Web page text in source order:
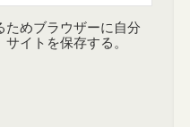
ためブラウザーに自分
イトを保存する。